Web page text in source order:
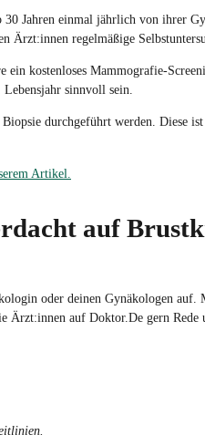
30 Jahren einmal jährlich von ihrer
Ärzt:innen regelmäßige
ein kostenloses Mammografie-
sinnvoll sein.
durchgeführt werden. Diese
Artikel.
auf
oder deinen Gynäkologen auf.
Ärzt:innen auf Doktor.De gern Rede